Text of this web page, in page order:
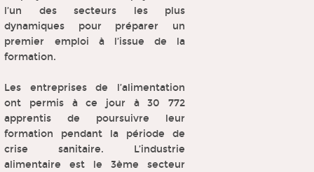
l’un des secteurs les plus
dynamiques pour préparer un
premier emploi à l’issue de la
formation.
Les entreprises de l’alimentation
ont permis à ce jour à 30 772
apprentis de poursuivre leur
formation pendant la période de
crise sanitaire. L’industrie
alimentaire est le 3ème secteur